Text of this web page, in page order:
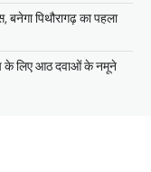
बनेगा पिथौरागढ़ का पहला
के लिए आठ दवाओं के नमूने